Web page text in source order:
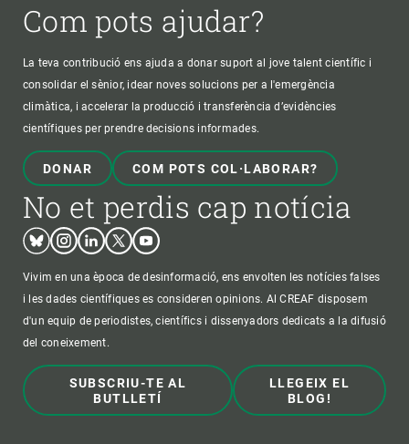
Com pots ajudar?
La teva contribució ens ajuda a donar suport al jove talent científic i
consolidar el sènior, idear noves solucions per a l'emergència
climàtica, i accelerar la producció i transferència d’evidències
científiques per prendre decisions informades.
DONAR COM POTS COL·LABORAR?
No et perdis cap notícia
BlueskyInstagram
LinkedinTwitterYoutube
Vivim en una època de desinformació, ens envolten les notícies falses
i les dades científiques es consideren opinions. Al CREAF disposem
d'un equip de periodistes, científics i dissenyadors dedicats a la difusió
del coneixement.
SUBSCRIU-TE AL
BUTLLETÍ
LLEGEIX EL
BLOG!